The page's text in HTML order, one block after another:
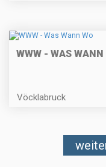
WWW - WAS WANN
Vöcklabruck